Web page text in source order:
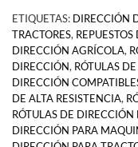
ETIQUETAS: DIRECCIÓN
TRACTORES,
DIRECCIÓN AGRÍCOLA,
DIRECCIÓN, RÓTULAS
DIRECCIÓN
DE ALTA RESISTENCIA,
RÓTULAS DE DIRECCIÓN
DIRECCIÓN PARA